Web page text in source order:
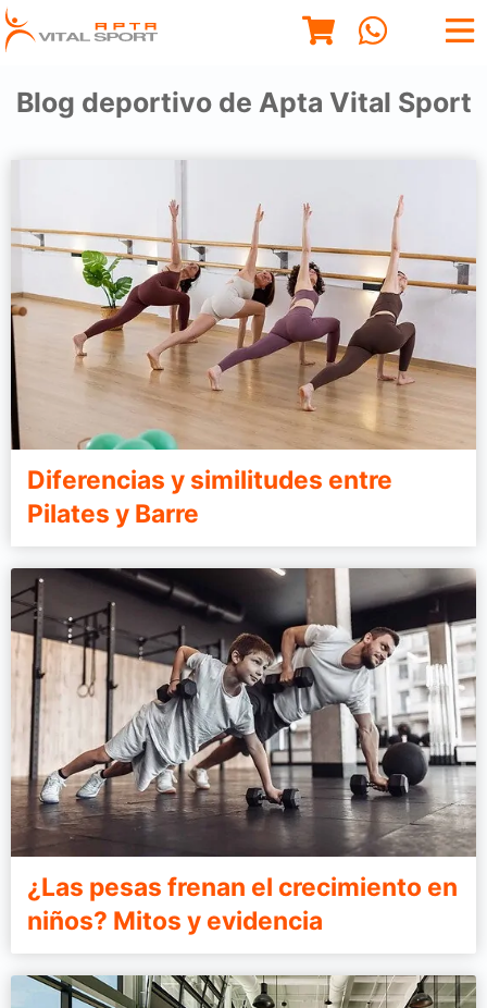
Blog deportivo de Apta Vital Sport
Diferencias y similitudes entre
Pilates y Barre
¿Las pesas frenan el crecimiento en
niños? Mitos y evidencia